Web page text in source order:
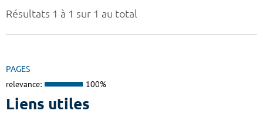
Résultats 1 à 1 sur 1 au total
PAGES
relevance: 100%
Liens utiles